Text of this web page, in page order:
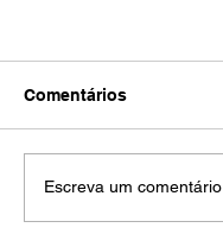
Comentários
Escreva um comentário